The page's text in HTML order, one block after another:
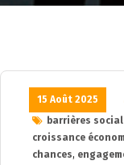
15 Août 2025
barrières
croissance
chances,